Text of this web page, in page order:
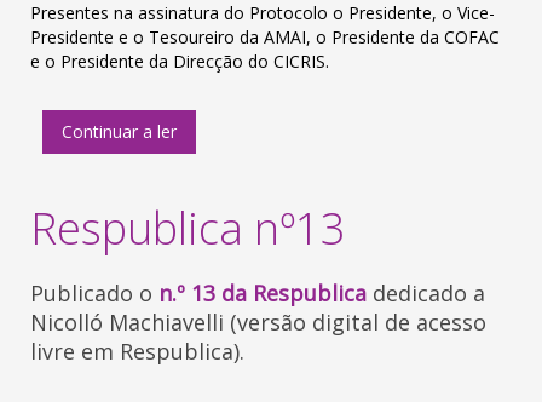
Presentes na assinatura do Protocolo o Presidente, o Vice-
Presidente e o Tesoureiro da AMAI, o Presidente da COFAC
e o Presidente da Direcção do CICRIS.
Continuar a ler
Respublica nº13
Publicado o n.º 13 da Respublica dedicado a
Nicolló Machiavelli (versão digital de acesso
livre em Respublica).